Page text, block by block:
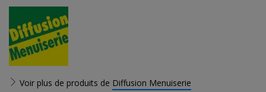
Voir plus de produits de Diffusion Menuiserie